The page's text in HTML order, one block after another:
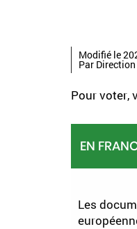
Modifié le
Par
Pour voter,
EN
Les